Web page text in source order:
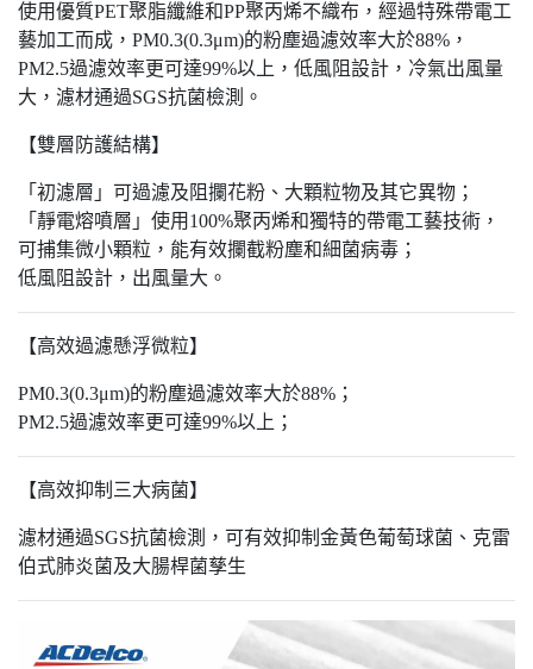
使用優質PET聚脂纖維和PP聚丙烯不織布，經過特殊帶電工
藝加工而成，PM0.3(0.3μm)的粉塵過濾效率大於88%，
PM2.5過濾效率更可達99%以上，低風阻設計，冷氣出風量
大，濾材通過SGS抗菌檢測。
【雙層防護結構】
「初濾層」可過濾及阻攔花粉、大顆粒物及其它異物；
「靜電熔噴層」使用100%聚丙烯和獨特的帶電工藝技術，
可捕集微小顆粒，能有效攔截粉塵和細菌病毒；
低風阻設計，出風量大。
【高效過濾懸浮微粒】
PM0.3(0.3μm)的粉塵過濾效率大於88%；
PM2.5過濾效率更可達99%以上；
【高效抑制三大病菌】
濾材通過SGS抗菌檢測，可有效抑制金黃色葡萄球菌、克雷
伯式肺炎菌及大腸桿菌孳生